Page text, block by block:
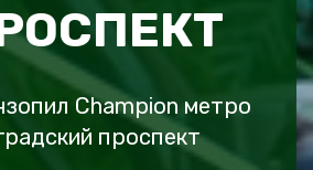
Champion метро
проспект